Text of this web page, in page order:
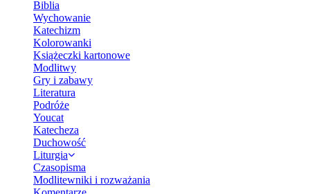
Biblia
Wychowanie
Katechizm
Kolorowanki
Książeczki kartonowe
Modlitwy
Gry i zabawy
Literatura
Podróże
Youcat
Katecheza
Duchowość
Liturgia
Czasopisma
Modlitewniki i rozważania